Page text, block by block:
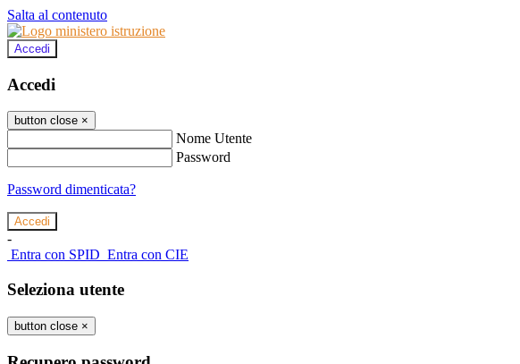
Salta al contenuto
Accedi
Accedi
button close ×
Nome Utente
Password
Password dimenticata?
-
Entra con SPID Entra con CIE
Seleziona utente
button close ×